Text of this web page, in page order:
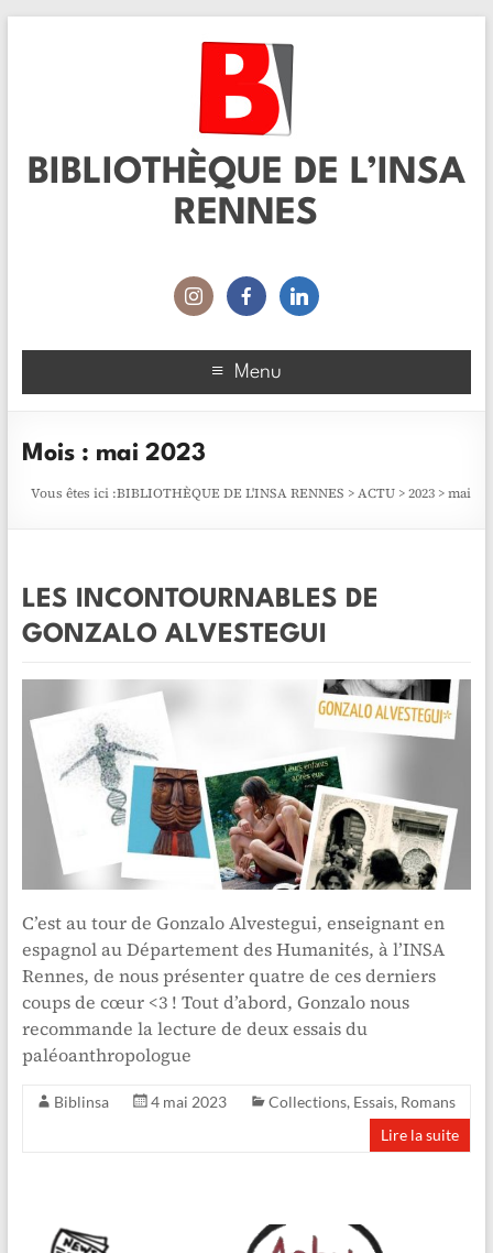
BIBLIOTHÈQUE DE L’INSA
RENNES
Menu
Mois : mai 2023
Vous êtes ici :BIBLIOTHÈQUE DE L'INSA RENNES >ACTU >2023 >mai
LES INCONTOURNABLES DE
GONZALO ALVESTEGUI
C’est au tour de Gonzalo Alvestegui, enseignant en
espagnol au Département des Humanités, à l’INSA
Rennes, de nous présenter quatre de ces derniers
coups de cœur <3 ! Tout d’abord, Gonzalo nous
recommande la lecture de deux essais du
paléoanthropologue
Biblinsa 4 mai 2023 Collections, Essais, Romans
Lire la suite